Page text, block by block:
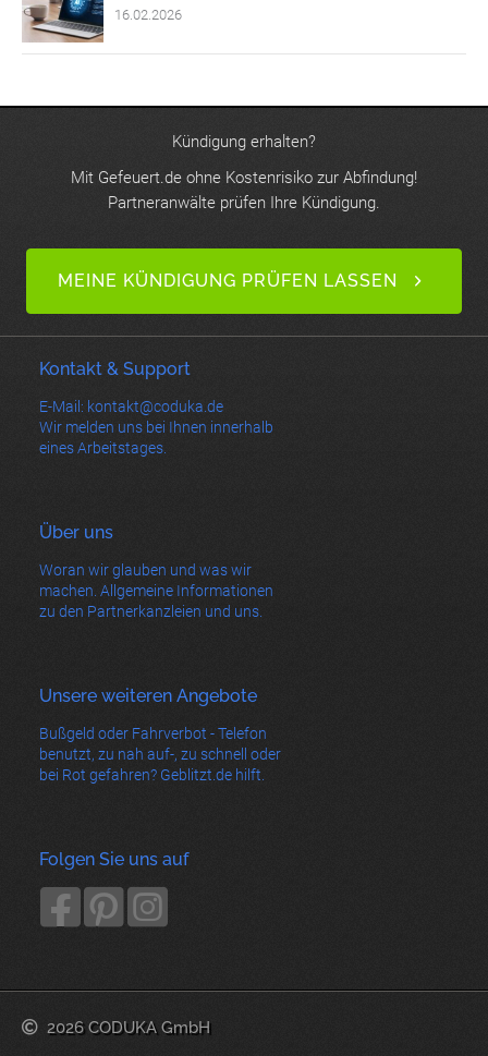
16.02.2026
Kündigung erhalten?
Mit Gefeuert.de ohne Kostenrisiko zur Abfindung!
Partneranwälte prüfen Ihre Kündigung.
MEINE KÜNDIGUNG PRÜFEN LASSEN
Kontakt & Support
E-Mail: kontakt@coduka.de
Wir melden uns bei Ihnen innerhalb
eines Arbeitstages.
Über uns
Woran wir glauben und was wir
machen. Allgemeine Informationen
zu den Partnerkanzleien und uns.
Unsere weiteren Angebote
Bußgeld oder Fahrverbot - Telefon
benutzt, zu nah auf-, zu schnell oder
bei Rot gefahren? Geblitzt.de hilft.
Folgen Sie uns auf
2026 CODUKA GmbH